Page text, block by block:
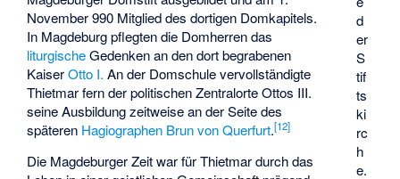
d
er
S
tif
ts
ki
rc
h
e.
November 990 Mitglied des dortigen Domkapitels.
In Magdeburg pflegten die Domherren das
liturgischeGedenken an den dort begrabenen
KaiserOtto I. An der Domschule vervollständigte
Thietmar fern der politischen Zentralorte Ottos III.
seine Ausbildung zeitweise an der Seite des
späteren Hagiographen Brun von Querfurt.[12]
Die Magdeburger Zeit war für Thietmar durch das